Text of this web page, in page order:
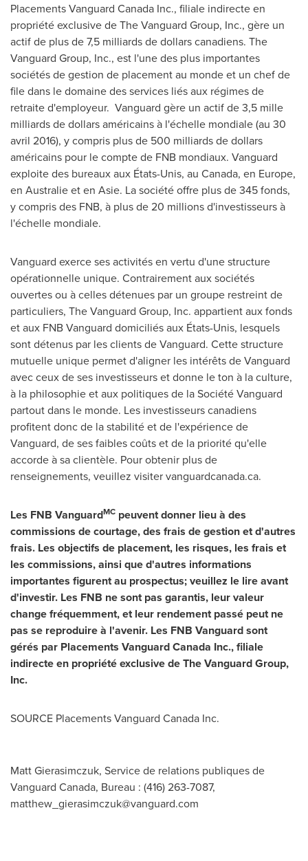
Placements Vanguard Canada Inc., filiale indirecte en
propriété exclusive de The Vanguard Group, Inc., gère un
actif de plus de 7,5 milliards de dollars canadiens. The
Vanguard Group, Inc., est l'une des plus importantes
sociétés de gestion de placement au monde et un chef de
file dans le domaine des services liés aux régimes de
retraite d'employeur. Vanguard gère un actif de 3,5 mille
milliards de dollars américains à l'échelle mondiale (au 30
avril 2016), y compris plus de 500 milliards de dollars
américains pour le compte de FNB mondiaux. Vanguard
exploite des bureaux aux États-Unis, au Canada, en Europe,
en Australie et en Asie. La société offre plus de 345 fonds,
y compris des FNB, à plus de 20 millions d'investisseurs à
l'échelle mondiale.
Vanguard exerce ses activités en vertu d'une structure
opérationnelle unique. Contrairement aux sociétés
ouvertes ou à celles détenues par un groupe restreint de
particuliers, The Vanguard Group, Inc. appartient aux fonds
et aux FNB Vanguard domiciliés aux États-Unis, lesquels
sont détenus par les clients de Vanguard. Cette structure
mutuelle unique permet d'aligner les intérêts de Vanguard
avec ceux de ses investisseurs et donne le ton à la culture,
à la philosophie et aux politiques de la Société Vanguard
partout dans le monde. Les investisseurs canadiens
profitent donc de la stabilité et de l'expérience de
Vanguard, de ses faibles coûts et de la priorité qu'elle
accorde à sa clientèle. Pour obtenir plus de
renseignements, veuillez visiter vanguardcanada.ca.
Les FNB VanguardMC peuvent donner lieu à des
commissions de courtage, des frais de gestion et d'autres
frais. Les objectifs de placement, les risques, les frais et
les commissions, ainsi que d'autres informations
importantes figurent au prospectus; veuillez le lire avant
d'investir. Les FNB ne sont pas garantis, leur valeur
change fréquemment, et leur rendement passé peut ne
pas se reproduire à l'avenir. Les FNB Vanguard sont
gérés par Placements Vanguard Canada Inc., filiale
indirecte en propriété exclusive de The Vanguard Group,
Inc.
SOURCE Placements Vanguard Canada Inc.
Matt Gierasimczuk, Service de relations publiques de
Vanguard Canada, Bureau : (416) 263-7087,
matthew_gierasimczuk@vanguard.com